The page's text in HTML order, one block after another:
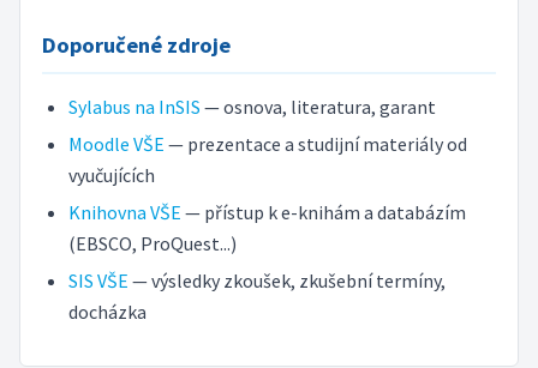
Doporučené zdroje
Sylabus na InSIS — osnova, literatura, garant
Moodle VŠE — prezentace a studijní materiály od
vyučujících
Knihovna VŠE — přístup k e-knihám a databázím
(EBSCO, ProQuest...)
SIS VŠE — výsledky zkoušek, zkušební termíny,
docházka